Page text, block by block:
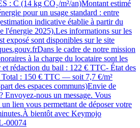
: C (14 kg CO₂/m²/an)Montant estimé
pour un usage standard : entre
indicative établie à partir du
l'énergie 2025).Les informations sur les
exposé sont disponibles sur le site
le cadre de notre mission
à la charge du locataire sont les
et rédaction du bail : 122 € TTC- État des
: 150 € TTC — soit 7,7 €/m²
des espaces communs)Envie de
Envoyez-nous un message. Vous
lien vous permettant de déposer votre
bientôt avec Keymojo
00074